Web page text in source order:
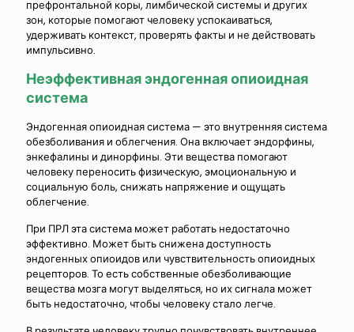
префронтальной коры, лимбической системы и других
зон, которые помогают человеку успокаиваться,
удерживать контекст, проверять факты и не действовать
импульсивно.
Неэффективная эндогенная опиоидная
система
Эндогенная опиоидная система — это внутренняя система
обезболивания и облегчения. Она включает эндорфины,
энкефалины и динорфины. Эти вещества помогают
человеку переносить физическую, эмоциональную и
социальную боль, снижать напряжение и ощущать
облегчение.
При ПРЛ эта система может работать недостаточно
эффективно. Может быть снижена доступность
эндогенных опиоидов или чувствительность опиоидных
рецепторов. То есть собственные обезболивающие
вещества мозга могут выделяться, но их сигнала может
быть недостаточно, чтобы человеку стало легче.